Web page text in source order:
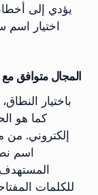
يؤدي إلى
اختيار اسم
المجال متوافق
كما هو
إلكتروني. من
اسم
للكلمات